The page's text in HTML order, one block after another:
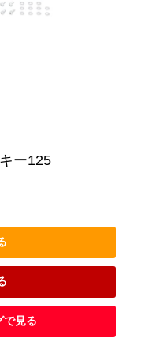
ー125
で見る